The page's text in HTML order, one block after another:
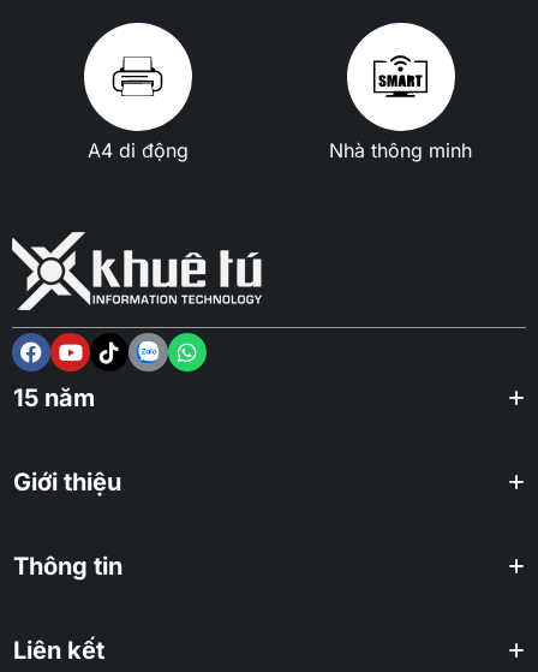
A4 di động Nhà thông minh
15 năm
Giới thiệu
Thông tin
Liên kết